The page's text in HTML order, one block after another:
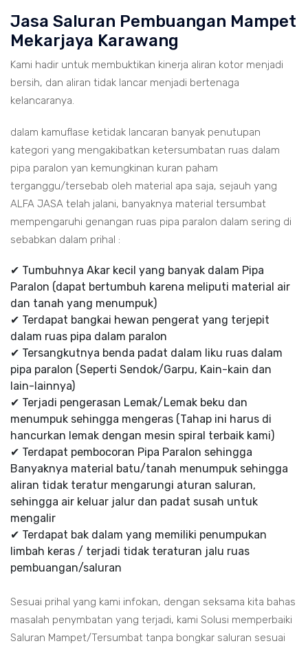
Jasa Saluran Pembuangan Mampet
Mekarjaya Karawang
Kami hadir untuk membuktikan kinerja aliran kotor menjadi
bersih, dan aliran tidak lancar menjadi bertenaga
kelancaranya.
dalam kamuflase ketidak lancaran banyak penutupan
kategori yang mengakibatkan ketersumbatan ruas dalam
pipa paralon yan kemungkinan kuran paham
terganggu/tersebab oleh material apa saja, sejauh yang
ALFA JASA telah jalani, banyaknya material tersumbat
mempengaruhi genangan ruas pipa paralon dalam sering di
sebabkan dalam prihal :
✔ Tumbuhnya Akar kecil yang banyak dalam Pipa
Paralon (dapat bertumbuh karena meliputi material air
dan tanah yang menumpuk)
✔ Terdapat bangkai hewan pengerat yang terjepit
dalam ruas pipa dalam paralon
✔ Tersangkutnya benda padat dalam liku ruas dalam
pipa paralon (Seperti Sendok/Garpu, Kain-kain dan
lain-lainnya)
✔ Terjadi pengerasan Lemak/Lemak beku dan
menumpuk sehingga mengeras (Tahap ini harus di
hancurkan lemak dengan mesin spiral terbaik kami)
✔ Terdapat pembocoran Pipa Paralon sehingga
Banyaknya material batu/tanah menumpuk sehingga
aliran tidak teratur mengarungi aturan saluran,
sehingga air keluar jalur dan padat susah untuk
mengalir
✔ Terdapat bak dalam yang memiliki penumpukan
limbah keras / terjadi tidak teraturan jalu ruas
pembuangan/saluran
Sesuai prihal yang kami infokan, dengan seksama kita bahas
masalah penymbatan yang terjadi, kami Solusi memperbaiki
Saluran Mampet/Tersumbat tanpa bongkar saluran sesuai